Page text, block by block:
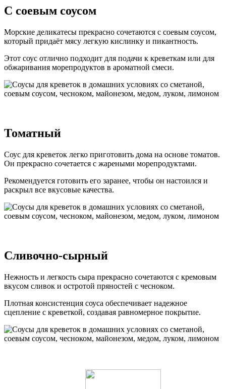
С соевым соусом
Морские деликатесы прекрасно сочетаются с соевым соусом,
который придаёт мясу легкую кислинку и пикантность.
Этот соус отлично подходит для подачи к креветкам или для
обжаривания морепродуктов в ароматной смеси.
Томатный
Соус для креветок легко приготовить дома на основе томатов.
Он прекрасно сочетается с жареными морепродуктами.
Рекомендуется готовить его заранее, чтобы он настоился и
раскрыл все вкусовые качества.
Сливочно-сырный
Нежность и легкость сыра прекрасно сочетаются с кремовым
вкусом сливок и остротой пряностей с чесноком.
Плотная консистенция соуса обеспечивает надежное
сцепление с креветкой, создавая равномерное покрытие.